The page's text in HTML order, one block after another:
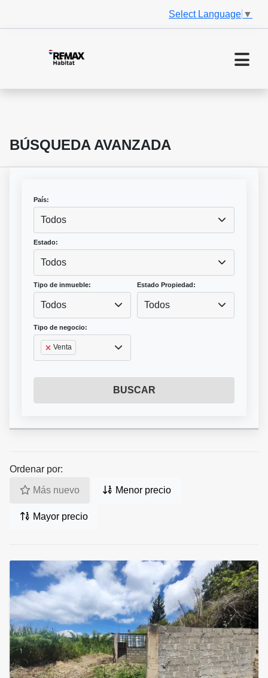
Select Language ▼
BÚSQUEDA AVANZADA
País:
Todos
Estado:
Todos
Tipo de inmueble:
Todos
Estado Propiedad:
Todos
Tipo de negocio:
Venta
BUSCAR
Ordenar por:
Más nuevo Menor precio
Mayor precio